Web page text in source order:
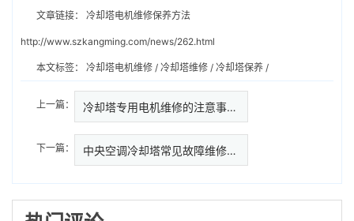
文章链接： 冷却塔电机维修保养方法
http://www.szkangming.com/news/262.html
本文标签： 冷却塔电机维修 / 冷却塔维修 / 冷却塔保养 /
上一篇： 冷却塔专用电机维修的注意事项(…
下一篇： 中央空调冷却塔常见故障维修与保